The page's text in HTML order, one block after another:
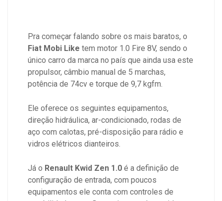
Pra começar falando sobre os mais baratos, o
Fiat Mobi Like tem motor 1.0 Fire 8V, sendo o
único carro da marca no país que ainda usa este
propulsor, câmbio manual de 5 marchas,
potência de 74cv e torque de 9,7 kgfm.
Ele oferece os seguintes equipamentos,
direção hidráulica, ar-condicionado, rodas de
aço com calotas, pré-disposição para rádio e
vidros elétricos dianteiros.
Já o Renault Kwid Zen 1.0 é a definição de
configuração de entrada, com poucos
equipamentos ele conta com controles de